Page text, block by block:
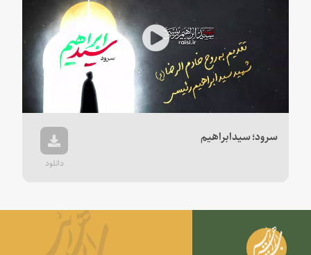
Play
Video
سرود؛ سیدابراهیم
دانلود